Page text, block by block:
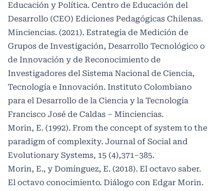
Educación y Política. Centro de Educación del
Desarrollo (CEO) Ediciones Pedagógicas Chilenas.
Minciencias. (2021). Estrategia de Medición de
Grupos de Investigación, Desarrollo Tecnológico o
de Innovación y de Reconocimiento de
Investigadores del Sistema Nacional de Ciencia,
Tecnología e Innovación. Instituto Colombiano
para el Desarrollo de la Ciencia y la Tecnología
Francisco José de Caldas – Minciencias.
Morin, E. (1992). From the concept of system to the
paradigm of complexity. Journal of Social and
Evolutionary Systems, 15 (4),371–385.
Morin, E., y Domínguez, E. (2018). El octavo saber.
El octavo conocimiento. Diálogo con Edgar Morin.